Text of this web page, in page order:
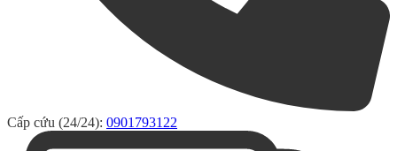
Cấp cứu (24/24): 0901793122